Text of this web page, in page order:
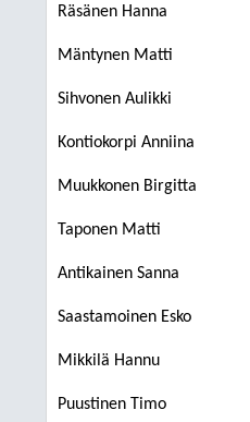
Räsänen Hanna
Mäntynen Matti
Sihvonen Aulikki
Kontiokorpi Anniina
Muukkonen Birgitta
Taponen Matti
Antikainen Sanna
Saastamoinen Esko
Mikkilä Hannu
Puustinen Timo